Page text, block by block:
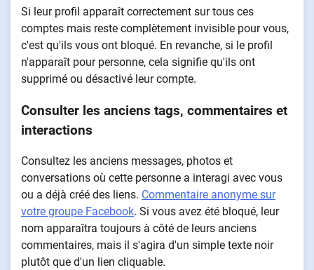
Si leur profil apparaît correctement sur tous ces
comptes mais reste complètement invisible pour vous,
c'est qu'ils vous ont bloqué. En revanche, si le profil
n'apparaît pour personne, cela signifie qu'ils ont
supprimé ou désactivé leur compte.
Consulter les anciens tags, commentaires et
interactions
Consultez les anciens messages, photos et
conversations où cette personne a interagi avec vous
ou a déjà créé des liens. Commentaire anonyme sur
votre groupe Facebook. Si vous avez été bloqué, leur
nom apparaîtra toujours à côté de leurs anciens
commentaires, mais il s'agira d'un simple texte noir
plutôt que d'un lien cliquable.